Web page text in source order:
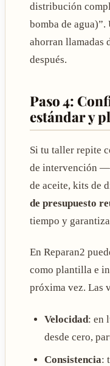
distribución
bomba de agua)”.
ahorran llamadas
después.
Paso 4:
estándar y
Si tu taller repite
de intervención
de aceite, kits de
de presupuesto
tiempo y
En Reparan2
como plantilla e
próxima vez. Las
Velocidad: en
desde cero,
Consistencia: